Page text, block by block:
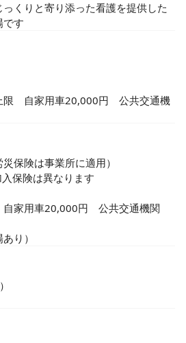
す！
くりと寄り添った看護を提供した
です
限　自家用車20,000円　公共交通機
保険は事業所に適用）
保険は異なります
自家用車20,000円　公共交通機関
り）